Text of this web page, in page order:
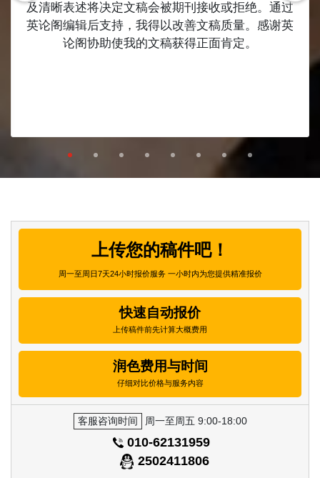
及清晰表述将决定文稿会被期刊接收或拒绝。通过
英论阁编辑后支持，我得以改善文稿质量。感谢英
论阁协助使我的文稿获得正面肯定。
上传您的稿件吧！
周一至周日7天24小时报价服务 一小时内为您提供精准报价
快速自动报价
上传稿件前先计算大概费用
润色费用与时间
仔细对比价格与服务内容
客服咨询时间 周一至周五 9:00-18:00
010-62131959
2502411806